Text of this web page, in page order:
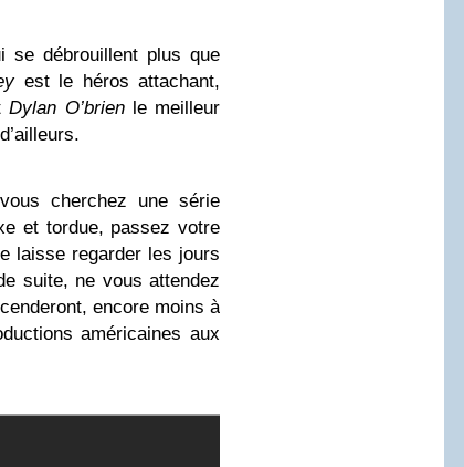
se débrouillent plus que
est le héros attachant,
Dylan O’brienle meilleur
cherchez une série
et tordue, passez votre
laisse regarder les jours
suite, ne vous attendez
encore moins à
américaines aux